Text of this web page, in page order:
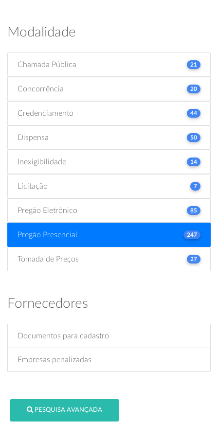
Modalidade
Chamada Pública 21
Concorrência 20
Credenciamento 44
Dispensa 50
Inexigibilidade 14
Licitação 7
Pregão Eletrônico 85
Pregão Presencial 247
Tomada de Preços 27
Fornecedores
Documentos para cadastro
Empresas penalizadas
PESQUISA AVANÇADA